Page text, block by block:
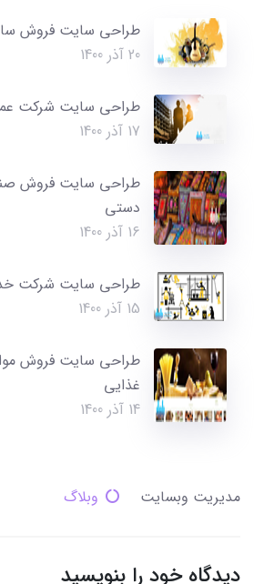
طراحی سایت فروش
20 آذر 1400
طراحی سایت شرکت
17 آذر 1400
طراحی سایت فروش
دستی
16 آذر 1400
طراحی سایت شرکت
15 آذر 1400
طراحی سایت فروش
غذایی
14 آذر 1400
مدیریت وبسایت وبلاگ
دیدگاه خود را بنویسید